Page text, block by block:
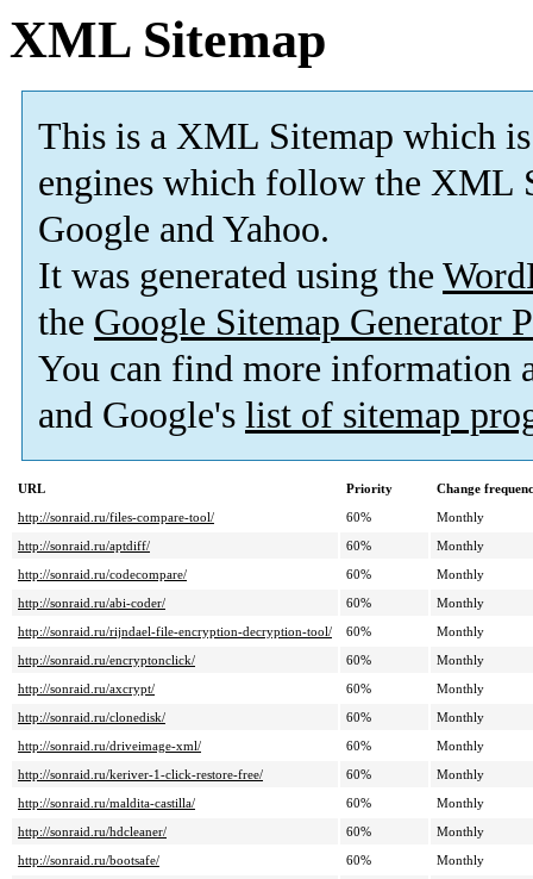
XML Sitemap
This is a XML Sitemap which is
engines which follow the XML
Google and Yahoo.
It was generated using the
the Google Sitemap Generator
You can find more information
and Google's list of sitemap
URL Priority
Change
http://sonraid.ru/files-compare-tool/
60%
Monthly
http://sonraid.ru/aptdiff/
60%
Monthly
http://sonraid.ru/codecompare/
60%
Monthly
http://sonraid.ru/abi-coder/
60%
Monthly
http://sonraid.ru/rijndael-file-encryption-decryption-tool/
60%
Monthly
http://sonraid.ru/encryptonclick/
60%
Monthly
http://sonraid.ru/axcrypt/
60%
Monthly
http://sonraid.ru/clonedisk/
60%
Monthly
http://sonraid.ru/driveimage-xml/
60%
Monthly
http://sonraid.ru/keriver-1-click-restore-free/
60%
Monthly
http://sonraid.ru/maldita-castilla/
60%
Monthly
http://sonraid.ru/hdcleaner/
60%
Monthly
http://sonraid.ru/bootsafe/
60%
Monthly